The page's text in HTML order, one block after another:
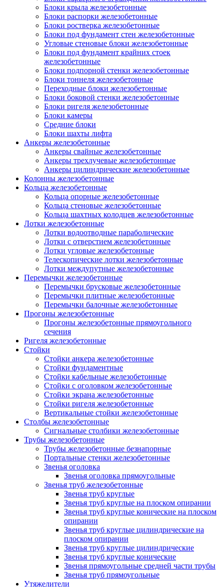
Блоки крыла железобетонные
Блоки распорки железобетонные
Блоки ростверка железобетонные
Блоки под фундамент стен железобетонные
Угловые стеновые блоки железобетонные
Блоки под фундамент крайних стоек
железобетонные
Блоки подпорной стенки железобетонные
Блоки тоннеля железобетонные
Переходные блоки железобетонные
Блоки боковой стенки железобетонные
Блоки ригеля железобетонные
Блоки камеры
Средние блоки
Блоки шахты лифта
Анкеры железобетонные
Анкеры свайные железобетонные
Анкеры трехлучевые железобетонные
Анкеры цилиндрические железобетонные
Колонны железобетонные
Кольца железобетонные
Кольца опорные железобетонные
Кольца стеновые железобетонные
Кольца шахтных колодцев железобетонные
Лотки железобетонные
Лотки водоотводные параболические
Лотки с отверстием железобетонные
Лотки угловые железобетонные
Телескопические лотки железобетонные
Лотки междупутные железобетонные
Перемычки железобетонные
Перемычки брусковые железобетонные
Перемычки плитные железобетонные
Перемычки балочные железобетонные
Прогоны железобетонные
Прогоны железобетонные прямоугольного
сечения
Ригеля железобетонные
Стойки
Стойки анкера железобетонные
Стойки фундаментные
Стойки кабельные железобетонные
Стойки с оголовком железобетонные
Стойки экрана железобетонные
Стойки ригеля железобетонные
Вертикальные стойки железобетонные
Столбы железобетонные
Сигнальные столбики железобетонные
Трубы железобетонные
Трубы железобетонные безнапорные
Портальные стенки железобетонные
Звенья оголовка
Звенья оголовка прямоугольные
Звенья труб железобетонные
Звенья труб круглые
Звенья труб круглые на плоском опирании
Звенья труб круглые конические на плоском
опирании
Звенья труб круглые цилиндрические на
плоском опирании
Звенья труб круглые цилиндрические
Звенья труб круглые конические
Звенья прямоугольные средней части трубы
Звенья труб прямоугольные
Утяжелители